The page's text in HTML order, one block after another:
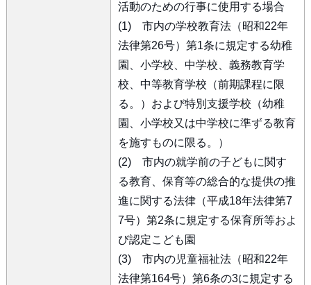
活動のための行事に使用する場合
(1) 市内の学校教育法（昭和22年
法律第26号）第1条に規定する幼稚
園、小学校、中学校、義務教育学
校、中等教育学校（前期課程に限
る。）および特別支援学校（幼稚
園、小学校又は中学校に準ずる教育
を施すものに限る。）
(2) 市内の就学前の子どもに関す
る教育、保育等の総合的な提供の推
進に関する法律（平成18年法律第7
7号）第2条に規定する保育所等およ
び認定こども園
(3) 市内の児童福祉法（昭和22年
法律第164号）第6条の3に規定する